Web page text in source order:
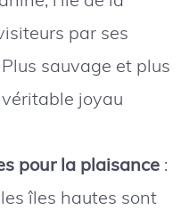
par ses
sauvage et plus
joyau
pour la plaisance :
îles hautes sont